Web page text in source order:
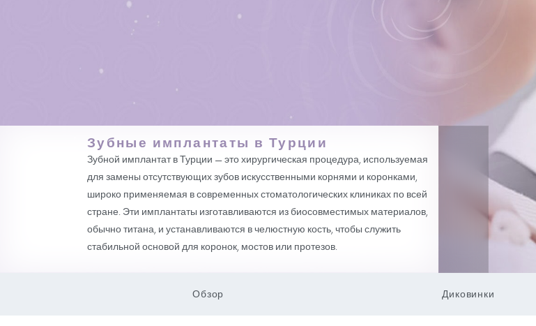
Зубные имплантаты в Турции
Зубной имплантат в Турции — это хирургическая процедура, используемая
широко применяемая в современных стоматологических клиниках по всей